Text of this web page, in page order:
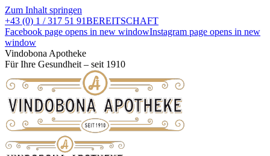
Zum Inhalt springen
+43 (0) 1 / 317 51 91BEREITSCHAFT
Facebook page opens in new windowInstagram page opens in new
window
Vindobona Apotheke
Für Ihre Gesundheit – seit 1910